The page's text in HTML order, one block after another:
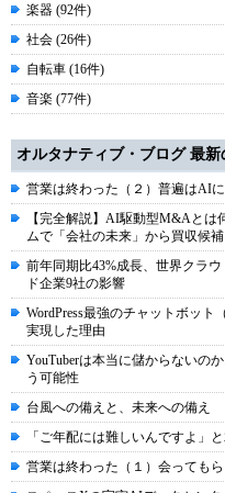
楽器 (92件)
社会 (26件)
自転車 (16件)
音楽 (77件)
オルタナティブ・ブログ 最新
営業は終わった（２）普遍はAI
【完全解説】AI駆動型M&Aと
ムで「会社の未来」から買収候
前年同期比43%成長、世界クラ
ド企業9社の影響
WordPress最強のチャットボッ
実現した理由
YouTuberは本当に儲からないの
う可能性
台風への備えと、未来への備え
「ご年配には難しいんですよ」
営業は終わった（１）会っても